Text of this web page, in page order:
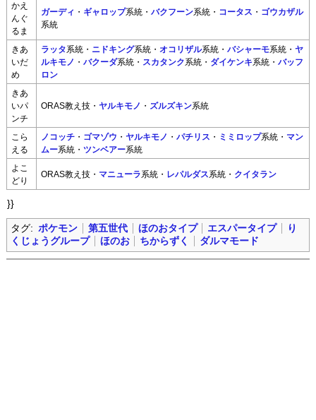
かえ
んぐ
るま
ガーディ ・ ギャロップ系統・ バクフーン系統・ コータス ・ ゴウカザル
系統
きあ
いだ
め
ラッタ系統・ ニドキング系統・ オコリザル系統・ バシャーモ系統・ ヤ
ルキモノ ・ バクーダ系統・ スカタンク系統・ ダイケンキ系統・ バッフ
ロン
きあ
いパ
ンチ
ORAS教え技・ ヤルキモノ ・ ズルズキン系統
こら
える
ノコッチ・ ゴマゾウ ・ ヤルキモノ ・ パチリス ・ ミミロップ系統・ マン
ムー系統・ ツンベアー系統
よこ
どり
ORAS教え技・ マニューラ系統・ レパルダス系統・ クイタラン
}}
タグ: ポケモン 第五世代 ほのおタイプ エスパータイプ
り
くじょうグループ
ほのお ちからずく ダルマモード